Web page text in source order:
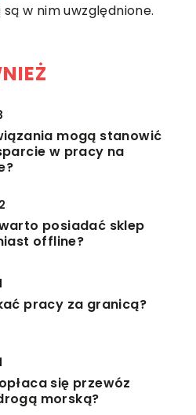
w nim uwzględnione.
mogą stanowić
w pracy na
posiadać sklep
offline?
pracy za granicą?
się przewóz
morską?